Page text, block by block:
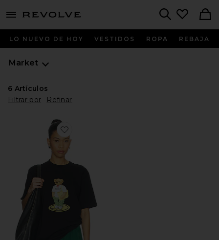
menu - shows more content
LO NUEVO DE HOY VESTIDOS ROPA REBAJA
Market
6 Artículos
Filtrar por
Refinar
Favorite CAMISETA